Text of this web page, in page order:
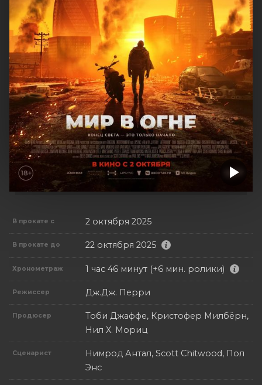
В прокате с 2 октября 2025
В прокате до 22 октября 2025
Хронометраж 1 час 46 минут (+6 мин. ролики)
Режиссер Дж.Дж. Перри
Продюсер
Тоби Джаффе, Кристофер Милбёрн,
Нил Х. Мориц
Сценарист
Нимрод Антал, Scott Chitwood, Пол
Энс